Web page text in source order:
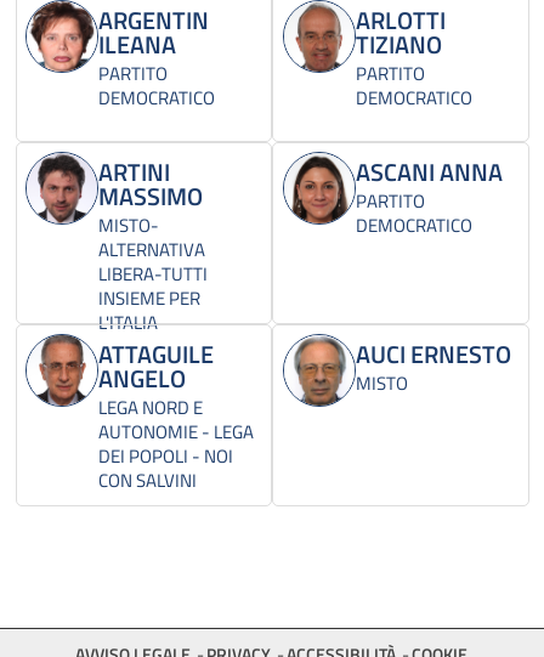
ARGENTIN
ILEANA
PARTITO
DEMOCRATICO
ARLOTTI
TIZIANO
PARTITO
DEMOCRATICO
ARTINI
MASSIMO
MISTO-
ALTERNATIVA
LIBERA-TUTTI
INSIEME PER
L'ITALIA
ASCANI ANNA
PARTITO
DEMOCRATICO
ATTAGUILE
ANGELO
LEGA NORD E
AUTONOMIE - LEGA
DEI POPOLI - NOI
CON SALVINI
AUCI ERNESTO
MISTO